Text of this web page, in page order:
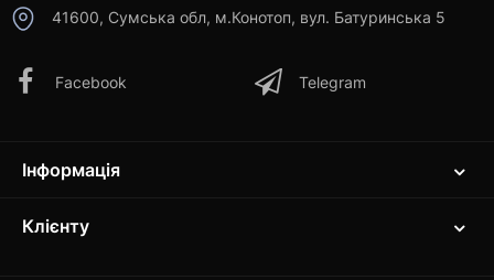
41600, Сумська обл, м.Конотоп, вул. Батуринська 5
Facebook Telegram
Інформація
Клієнту